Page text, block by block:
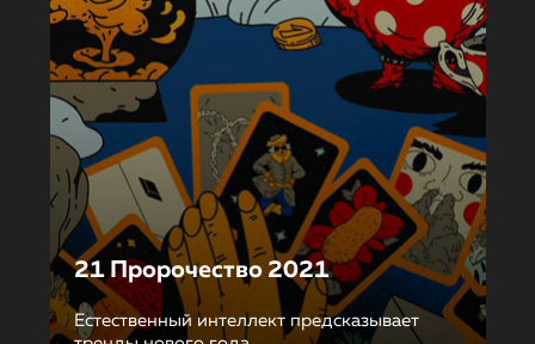
21 Пророчество 2021
Естественный интеллект предсказывает